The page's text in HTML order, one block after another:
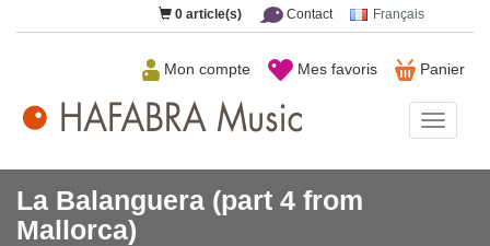
0 article(s) Contact Français
Panier
Mes favoris
Mon compte
Music
La Balanguera (part 4 from
Mallorca)